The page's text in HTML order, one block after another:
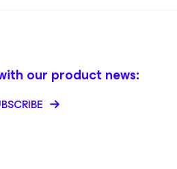
our product news: